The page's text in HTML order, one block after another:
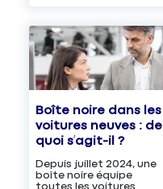
Boîte noire dans les
voitures neuves : de
quoi s’agit-il ?
Depuis juillet 2024, une
boîte noire équipe